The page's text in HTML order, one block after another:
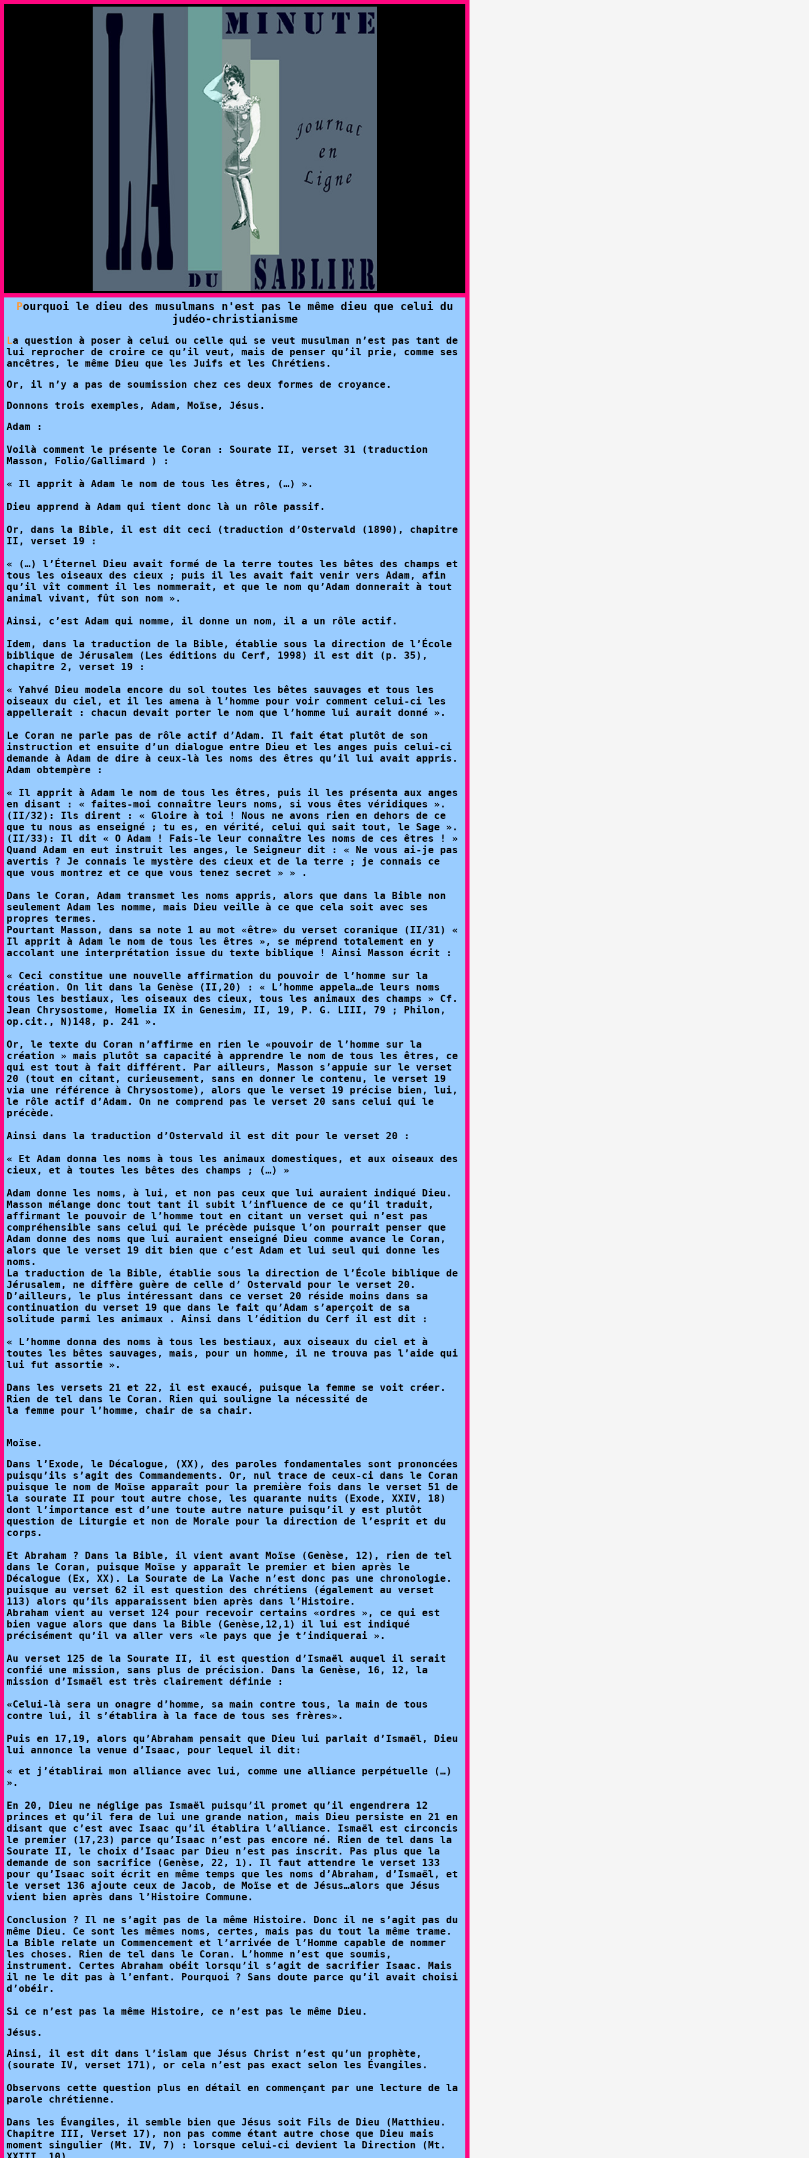
Pourquoi le dieu des musulmans n'est pas le même dieu que celui du
judéo-christianisme
La question à poser à celui ou celle qui se veut musulman n’est pas tant de
lui reprocher de croire ce qu’il veut, mais de penser qu’il prie, comme ses
ancêtres, le même Dieu que les Juifs et les Chrétiens.
Or, il n’y a pas de soumission chez ces deux formes de croyance.
Donnons trois exemples, Adam, Moïse, Jésus.
Adam :
Voilà comment le présente le Coran : Sourate II, verset 31 (traduction
Masson, Folio/Gallimard ) :
« Il apprit à Adam le nom de tous les êtres, (…) ».
Dieu apprend à Adam qui tient donc là un rôle passif.
Or, dans la Bible, il est dit ceci (traduction d’Ostervald (1890), chapitre
II, verset 19 :
« (…) l’Éternel Dieu avait formé de la terre toutes les bêtes des champs et
tous les oiseaux des cieux ; puis il les avait fait venir vers Adam, afin
qu’il vît comment il les nommerait, et que le nom qu’Adam donnerait à tout
animal vivant, fût son nom ».
Ainsi, c’est Adam qui nomme, il donne un nom, il a un rôle actif.
Idem, dans la traduction de la Bible, établie sous la direction de l’École
biblique de Jérusalem (Les éditions du Cerf, 1998) il est dit (p. 35),
chapitre 2, verset 19 :
« Yahvé Dieu modela encore du sol toutes les bêtes sauvages et tous les
oiseaux du ciel, et il les amena à l’homme pour voir comment celui-ci les
appellerait : chacun devait porter le nom que l’homme lui aurait donné ».
Le Coran ne parle pas de rôle actif d’Adam. Il fait état plutôt de son
instruction et ensuite d’un dialogue entre Dieu et les anges puis celui-ci
demande à Adam de dire à ceux-là les noms des êtres qu’il lui avait appris.
Adam obtempère :
« Il apprit à Adam le nom de tous les êtres, puis il les présenta aux anges
en disant : « faites-moi connaître leurs noms, si vous êtes véridiques ».
(II/32): Ils dirent : « Gloire à toi ! Nous ne avons rien en dehors de ce
que tu nous as enseigné ; tu es, en vérité, celui qui sait tout, le Sage ».
(II/33): Il dit « O Adam ! Fais-le leur connaître les noms de ces êtres ! »
Quand Adam en eut instruit les anges, le Seigneur dit : « Ne vous ai-je pas
avertis ? Je connais le mystère des cieux et de la terre ; je connais ce
que vous montrez et ce que vous tenez secret » » .
Dans le Coran, Adam transmet les noms appris, alors que dans la Bible non
seulement Adam les nomme, mais Dieu veille à ce que cela soit avec ses
propres termes.
Pourtant Masson, dans sa note 1 au mot «être» du verset coranique (II/31) «
Il apprit à Adam le nom de tous les êtres », se méprend totalement en y
accolant une interprétation issue du texte biblique ! Ainsi Masson écrit :
« Ceci constitue une nouvelle affirmation du pouvoir de l’homme sur la
création. On lit dans la Genèse (II,20) : « L’homme appela…de leurs noms
tous les bestiaux, les oiseaux des cieux, tous les animaux des champs » Cf.
Jean Chrysostome, Homelia IX in Genesim, II, 19, P. G. LIII, 79 ; Philon,
op.cit., N)148, p. 241 ».
Or, le texte du Coran n’affirme en rien le «pouvoir de l’homme sur la
création » mais plutôt sa capacité à apprendre le nom de tous les êtres, ce
qui est tout à fait différent. Par ailleurs, Masson s’appuie sur le verset
20 (tout en citant, curieusement, sans en donner le contenu, le verset 19
via une référence à Chrysostome), alors que le verset 19 précise bien, lui,
le rôle actif d’Adam. On ne comprend pas le verset 20 sans celui qui le
précède.
Ainsi dans la traduction d’Ostervald il est dit pour le verset 20 :
« Et Adam donna les noms à tous les animaux domestiques, et aux oiseaux des
cieux, et à toutes les bêtes des champs ; (…) »
Adam donne les noms, à lui, et non pas ceux que lui auraient indiqué Dieu.
Masson mélange donc tout tant il subit l’influence de ce qu’il traduit,
affirmant le pouvoir de l’homme tout en citant un verset qui n’est pas
compréhensible sans celui qui le précède puisque l’on pourrait penser que
Adam donne des noms que lui auraient enseigné Dieu comme avance le Coran,
alors que le verset 19 dit bien que c’est Adam et lui seul qui donne les
noms.
La traduction de la Bible, établie sous la direction de l’École biblique de
Jérusalem, ne diffère guère de celle d’ Ostervald pour le verset 20.
D’ailleurs, le plus intéressant dans ce verset 20 réside moins dans sa
continuation du verset 19 que dans le fait qu’Adam s’aperçoit de sa
solitude parmi les animaux . Ainsi dans l’édition du Cerf il est dit :
« L’homme donna des noms à tous les bestiaux, aux oiseaux du ciel et à
toutes les bêtes sauvages, mais, pour un homme, il ne trouva pas l’aide qui
lui fut assortie ».
Dans les versets 21 et 22, il est exaucé, puisque la femme se voit créer.
Rien de tel dans le Coran. Rien qui souligne la nécessité de
la femme pour l’homme, chair de sa chair.
Moïse.
Dans l’Exode, le Décalogue, (XX), des paroles fondamentales sont prononcées
puisqu’ils s’agit des Commandements. Or, nul trace de ceux-ci dans le Coran
puisque le nom de Moïse apparaît pour la première fois dans le verset 51 de
la sourate II pour tout autre chose, les quarante nuits (Exode, XXIV, 18)
dont l’importance est d’une toute autre nature puisqu’il y est plutôt
question de Liturgie et non de Morale pour la direction de l’esprit et du
corps.
Et Abraham ? Dans la Bible, il vient avant Moïse (Genèse, 12), rien de tel
dans le Coran, puisque Moïse y apparaît le premier et bien après le
Décalogue (Ex, XX). La Sourate de La Vache n’est donc pas une chronologie.
puisque au verset 62 il est question des chrétiens (également au verset
113) alors qu’ils apparaissent bien après dans l’Histoire.
Abraham vient au verset 124 pour recevoir certains «ordres », ce qui est
bien vague alors que dans la Bible (Genèse,12,1) il lui est indiqué
précisément qu’il va aller vers «le pays que je t’indiquerai ».
Au verset 125 de la Sourate II, il est question d’Ismaël auquel il serait
confié une mission, sans plus de précision. Dans la Genèse, 16, 12, la
mission d’Ismaël est très clairement définie :
«Celui-là sera un onagre d’homme, sa main contre tous, la main de tous
contre lui, il s’établira à la face de tous ses frères».
Puis en 17,19, alors qu’Abraham pensait que Dieu lui parlait d’Ismaël, Dieu
lui annonce la venue d’Isaac, pour lequel il dit:
« et j’établirai mon alliance avec lui, comme une alliance perpétuelle (…)
».
En 20, Dieu ne néglige pas Ismaël puisqu’il promet qu’il engendrera 12
princes et qu’il fera de lui une grande nation, mais Dieu persiste en 21 en
disant que c’est avec Isaac qu’il établira l’alliance. Ismaël est circoncis
le premier (17,23) parce qu’Isaac n’est pas encore né. Rien de tel dans la
Sourate II, le choix d’Isaac par Dieu n’est pas inscrit. Pas plus que la
demande de son sacrifice (Genèse, 22, 1). Il faut attendre le verset 133
pour qu’Isaac soit écrit en même temps que les noms d’Abraham, d’Ismaël, et
le verset 136 ajoute ceux de Jacob, de Moïse et de Jésus…alors que Jésus
vient bien après dans l’Histoire Commune.
Conclusion ? Il ne s’agit pas de la même Histoire. Donc il ne s’agit pas du
même Dieu. Ce sont les mêmes noms, certes, mais pas du tout la même trame.
La Bible relate un Commencement et l’arrivée de l’Homme capable de nommer
les choses. Rien de tel dans le Coran. L’homme n’est que soumis,
instrument. Certes Abraham obéit lorsqu’il s’agit de sacrifier Isaac. Mais
il ne le dit pas à l’enfant. Pourquoi ? Sans doute parce qu’il avait choisi
d’obéir.
Si ce n’est pas la même Histoire, ce n’est pas le même Dieu.
Jésus.
Ainsi, il est dit dans l’islam que Jésus Christ n’est qu’un prophète,
(sourate IV, verset 171), or cela n’est pas exact selon les Évangiles.
Observons cette question plus en détail en commençant par une lecture de la
parole chrétienne.
Dans les Évangiles, il semble bien que Jésus soit Fils de Dieu (Matthieu.
Chapitre III, Verset 17), non pas comme étant autre chose que Dieu mais
moment singulier (Mt. IV, 7) : lorsque celui-ci devient la Direction (Mt.